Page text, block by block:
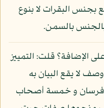
بجنس البقرات لا بنوع
بالسمن.
الإضافة؟ قلت: التمييز
لا يقع البيان به
فرسان و خمسة أصحاب